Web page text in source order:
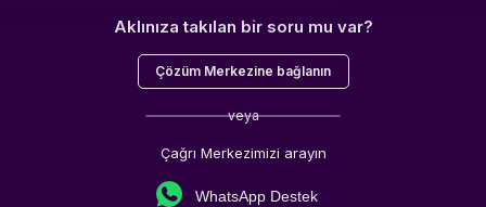
Aklınıza takılan bir soru mu var?
Çözüm Merkezine bağlanın
veya
Çağrı Merkezimizi arayın
WhatsApp Destek